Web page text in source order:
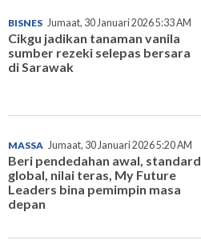
BISNES Jumaat, 30 Januari 2026 5:33 AM
Cikgu jadikan tanaman vanila
sumber rezeki selepas bersara
di Sarawak
MASSA Jumaat, 30 Januari 2026 5:20 AM
Beri pendedahan awal, standard
global, nilai teras, My Future
Leaders bina pemimpin masa
depan